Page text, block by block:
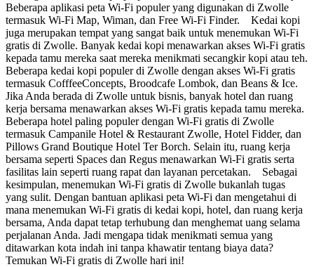
Beberapa aplikasi peta Wi-Fi populer yang digunakan di Zwolle
termasuk Wi-Fi Map, Wiman, dan Free Wi-Fi Finder. Kedai kopi
juga merupakan tempat yang sangat baik untuk menemukan Wi-Fi
gratis di Zwolle. Banyak kedai kopi menawarkan akses Wi-Fi gratis
kepada tamu mereka saat mereka menikmati secangkir kopi atau teh.
Beberapa kedai kopi populer di Zwolle dengan akses Wi-Fi gratis
termasuk CofffeeConcepts, Broodcafe Lombok, dan Beans & Ice.
Jika Anda berada di Zwolle untuk bisnis, banyak hotel dan ruang
kerja bersama menawarkan akses Wi-Fi gratis kepada tamu mereka.
Beberapa hotel paling populer dengan Wi-Fi gratis di Zwolle
termasuk Campanile Hotel & Restaurant Zwolle, Hotel Fidder, dan
Pillows Grand Boutique Hotel Ter Borch. Selain itu, ruang kerja
bersama seperti Spaces dan Regus menawarkan Wi-Fi gratis serta
fasilitas lain seperti ruang rapat dan layanan percetakan. Sebagai
kesimpulan, menemukan Wi-Fi gratis di Zwolle bukanlah tugas
yang sulit. Dengan bantuan aplikasi peta Wi-Fi dan mengetahui di
mana menemukan Wi-Fi gratis di kedai kopi, hotel, dan ruang kerja
bersama, Anda dapat tetap terhubung dan menghemat uang selama
perjalanan Anda. Jadi mengapa tidak menikmati semua yang
ditawarkan kota indah ini tanpa khawatir tentang biaya data?
Temukan Wi-Fi gratis di Zwolle hari ini!